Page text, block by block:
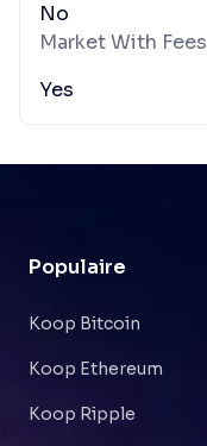
No
Market With Fees
Yes
Populaire
Koop Bitcoin
Koop Ethereum
Koop Ripple